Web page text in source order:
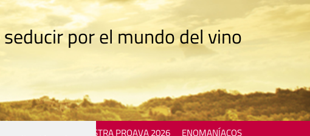
por el mundo del vino
MOSTRA PROAVA 2026 ENOMANÍACOS